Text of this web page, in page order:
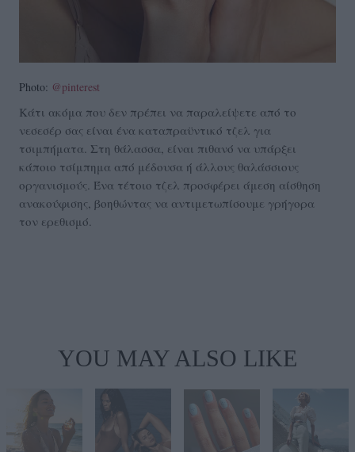
Photo: @pinterest
Κάτι ακόμα που δεν πρέπει να παραλείψετε από το
νεσεσέρ σας είναι ένα καταπραϋντικό τζελ για
τσιμπήματα. Στη θάλασσα, είναι πιθανό να υπάρξει
κάποιο τσίμπημα από μέδουσα ή άλλους θαλάσσιους
οργανισμούς. Ένα τέτοιο τζελ προσφέρει άμεση αίσθηση
ανακούφισης, βοηθώντας να αντιμετωπίσουμε γρήγορα
τον ερεθισμό.
YOU MAY ALSO LIKE